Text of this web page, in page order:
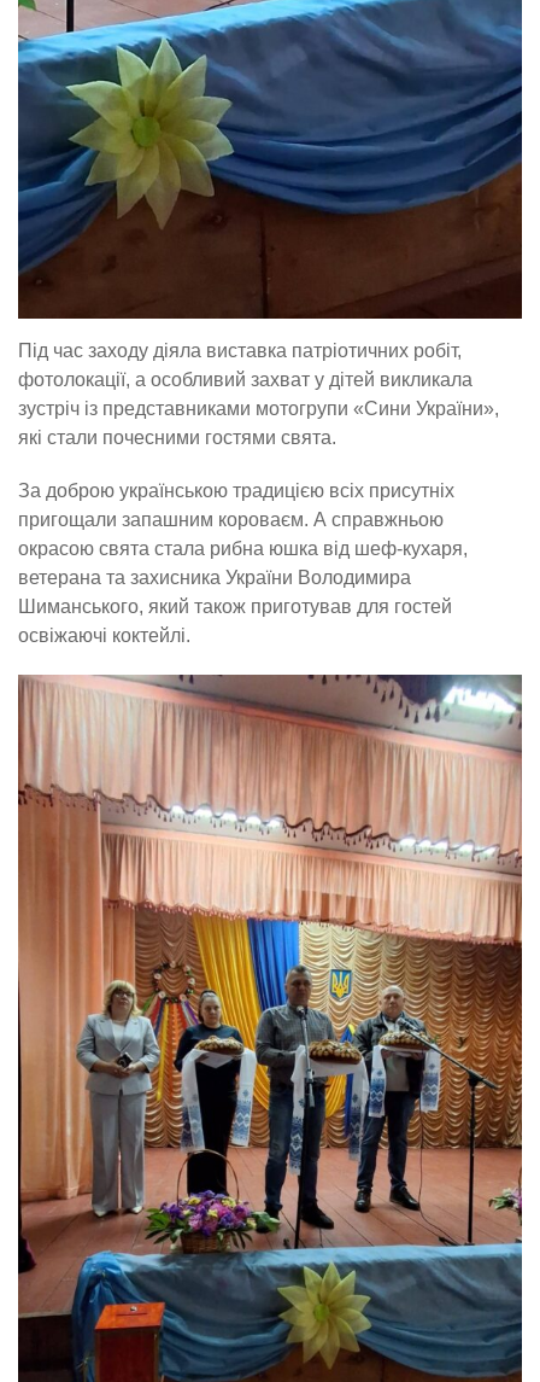
Під час заходу діяла виставка патріотичних робіт,
фотолокації, а особливий захват у дітей викликала
зустріч із представниками мотогрупи «Сини України»,
які стали почесними гостями свята.
За доброю українською традицією всіх присутніх
пригощали запашним короваєм. А справжньою
окрасою свята стала рибна юшка від шеф-кухаря,
ветерана та захисника України Володимира
Шиманського, який також приготував для гостей
освіжаючі коктейлі.